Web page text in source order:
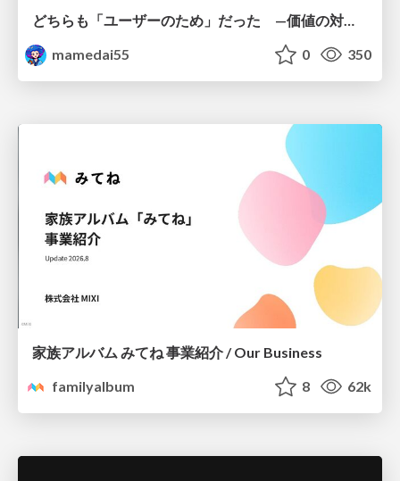
どちらも「ユーザーのため」だった —価値の対立を仮説検証に変えて #Scrumfest Osaka 2026
mamedai55
0 350
家族アルバム みてね 事業紹介 / Our Business
familyalbum
8 62k